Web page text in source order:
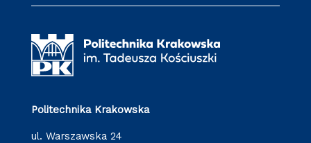
Politechnika Krakowska
ul. Warszawska 24